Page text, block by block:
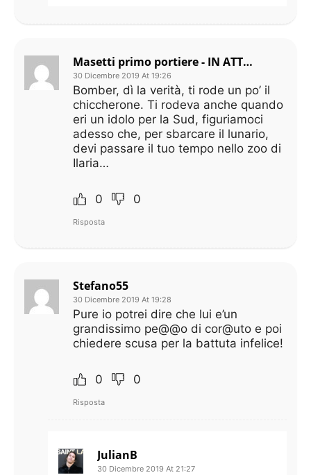
Masetti primo portiere - IN ATTESA DEI COMUNICATI UFFICIALI
30 Dicembre 2019 At 19:26
Bomber, dì la verità, ti rode un po’ il
chiccherone. Ti rodeva anche quando
eri un idolo per la Sud, figuriamoci
adesso che, per sbarcare il lunario,
devi passare il tuo tempo nello zoo di
Ilaria…
0 0
Risposta
Stefano55
30 Dicembre 2019 At 19:28
Pure io potrei dire che lui e’un
grandissimo pe@@o di cor@uto e poi
chiedere scusa per la battuta infelice!
0 0
Risposta
JulianB
30 Dicembre 2019 At 21:27